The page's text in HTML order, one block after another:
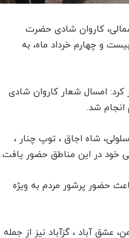
کاروان شادی حضرت
و چهارم خرداد ماه، به
امسال شعار کاروان شادی
انجام شد.
در روز جمعه ۲۴ خرداد روستاهای سلولی، شاه اجاق ، توپ چنار ،
خود در این مناطق حضور یافت.
حضور پرشور مردم به ویژه
آباد ، گزآباد نیز از جمله